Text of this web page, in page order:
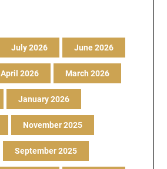
July 2026 June 2026
April 2026 March 2026
January 2026
November 2025
September 2025